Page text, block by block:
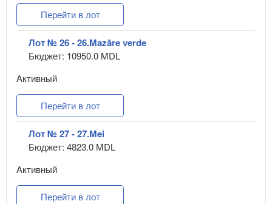
Перейти в лот
Лот № 26 - 26.Mazăre verde
Бюджет: 10950.0 MDL
Активный
Перейти в лот
Лот № 27 - 27.Mei
Бюджет: 4823.0 MDL
Активный
Перейти в лот